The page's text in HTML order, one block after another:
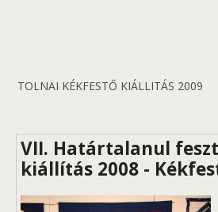
TOLNAI KÉKFESTŐ KIÁLLITÁS 2009
VII. Határtalanul
kiállítás 2008 -